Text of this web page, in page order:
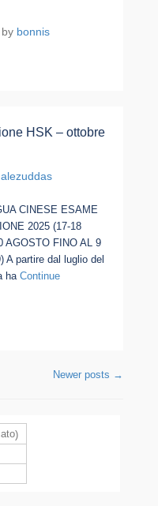
by bonnis
HSK – ottobre
alezuddas
CINESE ESAME
2025 (17-18
AGOSTO FINO AL 9
A partire dal luglio del
ha Continue
Newer posts →
)